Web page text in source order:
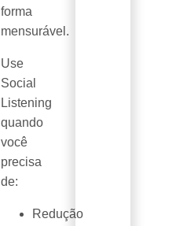
forma
mensurável.
Use
Social
Listening
quando
você
precisa
de:
Redução